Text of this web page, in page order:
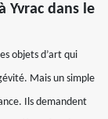
Yvrac dans le
objets d’art qui
Mais un simple
Ils demandent